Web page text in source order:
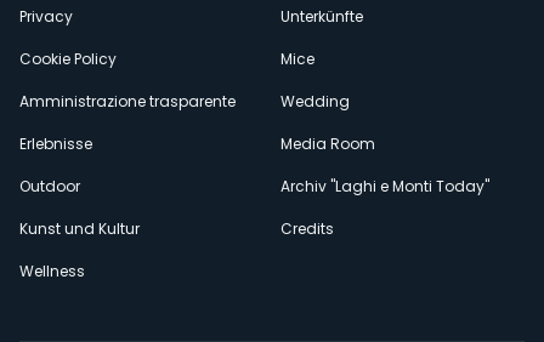
Privacy
Cookie Policy
Amministrazione trasparente
Erlebnisse
Outdoor
Kunst und Kultur
Wellness
Unterkünfte
Mice
Wedding
Media Room
Archiv "Laghi e Monti Today"
Credits